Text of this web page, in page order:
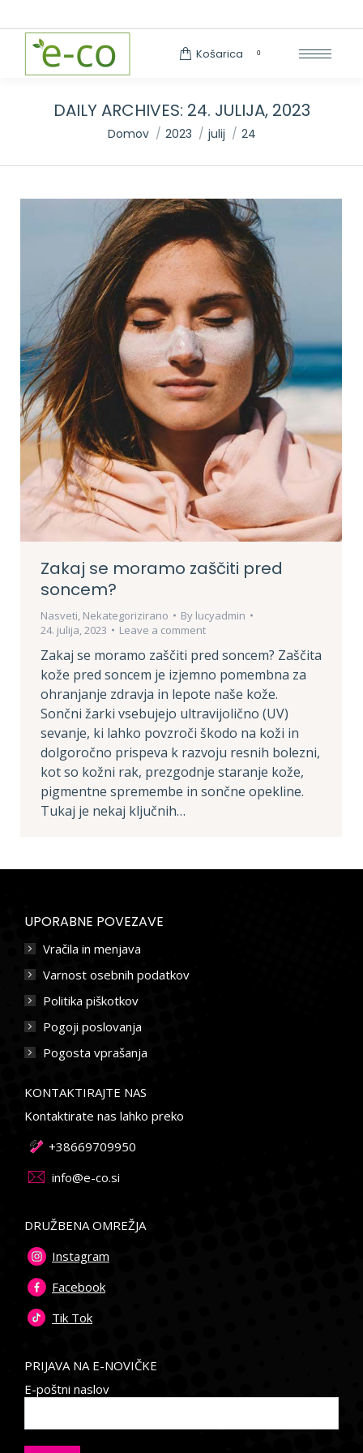
Košarica 0
DAILY ARCHIVES: 24. JULIJA, 2023
You are here:
Domov 2023 julij 24
Zakaj se moramo zaščiti pred
soncem?
Nasveti Nekategorizirano By lucyadmin
24. julija, 2023
Leave a comment
Zakaj se moramo zaščiti pred soncem? Zaščita
kože pred soncem je izjemno pomembna za
ohranjanje zdravja in lepote naše kože.
Sončni žarki vsebujejo ultravijolično (UV)
sevanje, ki lahko povzroči škodo na koži in
dolgoročno prispeva k razvoju resnih bolezni,
kot so kožni rak, prezgodnje staranje kože,
pigmentne spremembe in sončne opekline.
Tukaj je nekaj ključnih…
UPORABNE POVEZAVE
Vračila in menjava
Varnost osebnih podatkov
Politika piškotkov
Pogoji poslovanja
Pogosta vprašanja
KONTAKTIRAJTE NAS
Kontaktirate nas lahko preko
+38669709950
info@e-co.si
DRUŽBENA OMREŽJA
Instagram
Facebook
Tik Tok
PRIJAVA NA E-NOVIČKE
E-poštni naslov